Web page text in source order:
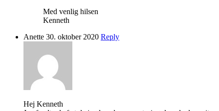
Med venlig hilsen
Kenneth
Anette 30. oktober 2020 Reply
Hej Kenneth